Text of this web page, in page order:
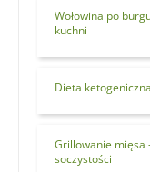
Wołowina po
kuchni
Dieta
Grillowanie mięsa
soczystości